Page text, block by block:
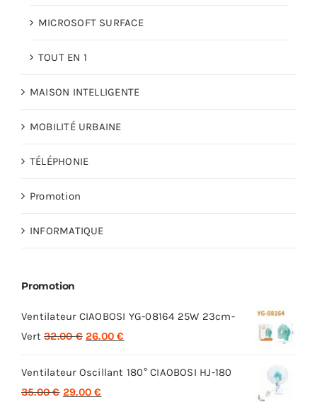
MICROSOFT SURFACE
TOUT EN 1
MAISON INTELLIGENTE
MOBILITÉ URBAINE
TÉLÉPHONIE
Promotion
INFORMATIQUE
Promotion
Ventilateur CIAOBOSI YG-08164 25W 23cm-
Vert 32.00€ Le
initial
était :
26.00€
actuel
Ventilateur Oscillant 180° CIAOBOSI HJ-180
35.00€ Le
29.00€